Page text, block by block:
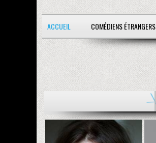
ACCUEIL COMÉDIENS ÉTRANGERS